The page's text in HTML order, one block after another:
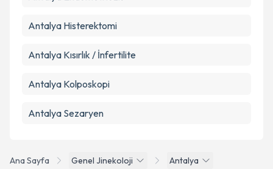
Ana Sayfa Genel Jinekoloji Antalya
Antalya Histerektomi
Antalya Kısırlık / İnfertilite
Antalya Kolposkopi
Antalya Sezaryen